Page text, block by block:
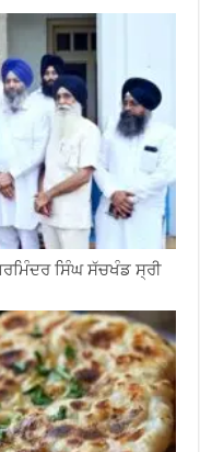
ਸਿੰਘ ਸੱਚਖੰਡ ਸ੍ਰੀ